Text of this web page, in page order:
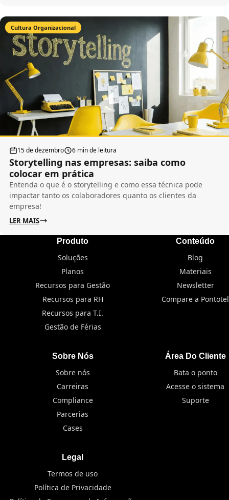
Cultura Organizacional
15 de dezembro 6 min de leitura
Storytelling nas empresas: saiba como
colocar em prática
Entenda o que é o storytelling e como essa técnica pode
impactar tanto os colaboradores quanto os clientes da
empresa!
LER MAIS
Produto
Soluções
Planos
Recursos para Gestão
Recursos para RH
Recursos para T.I.
Gestão de Férias
Conteúdo
Blog
Materiais
Newsletter
Compare a Pontotel
Sobre Nós
Sobre nós
Carreiras
Compliance
Parcerias
Cases
Área Do Cliente
Bata o ponto
Acesse o sistema
Suporte
Legal
Termos de uso
Política de Privacidade